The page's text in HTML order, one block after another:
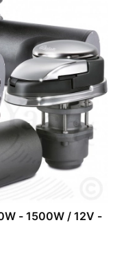
- 1500W / 12V -